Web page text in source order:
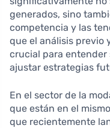
generados, sino
competencia y las
que el análisis previo
crucial para entender
ajustar estrategias
En el sector de la
que están en el
que recientemente